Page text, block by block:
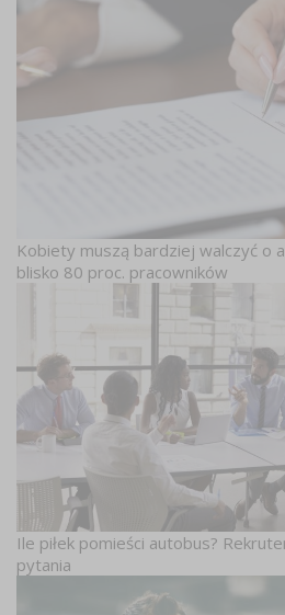
Kobiety muszą bardziej walczyć o
blisko 80 proc. pracowników
Ile piłek pomieści autobus?
pytania